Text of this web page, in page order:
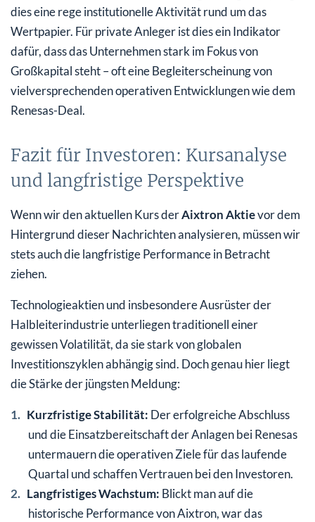
dies eine rege institutionelle Aktivität rund um das
Wertpapier. Für private Anleger ist dies ein Indikator
dafür, dass das Unternehmen stark im Fokus von
Großkapital steht – oft eine Begleiterscheinung von
vielversprechenden operativen Entwicklungen wie dem
Renesas-Deal.
Fazit für Investoren: Kursanalyse
und langfristige Perspektive
Wenn wir den aktuellen Kurs derAixtron Aktievor dem
Hintergrund dieser Nachrichten analysieren, müssen wir
stets auch die langfristige Performance in Betracht
ziehen.
Technologieaktien und insbesondere Ausrüster der
Halbleiterindustrie unterliegen traditionell einer
gewissen Volatilität, da sie stark von globalen
Investitionszyklen abhängig sind. Doch genau hier liegt
die Stärke der jüngsten Meldung:
Kurzfristige Stabilität: Der erfolgreiche Abschluss
und die Einsatzbereitschaft der Anlagen bei Renesas
untermauern die operativen Ziele für das laufende
Quartal und schaffen Vertrauen bei den Investoren.
Langfristiges Wachstum: Blickt man auf die
historische Performance von Aixtron, war das